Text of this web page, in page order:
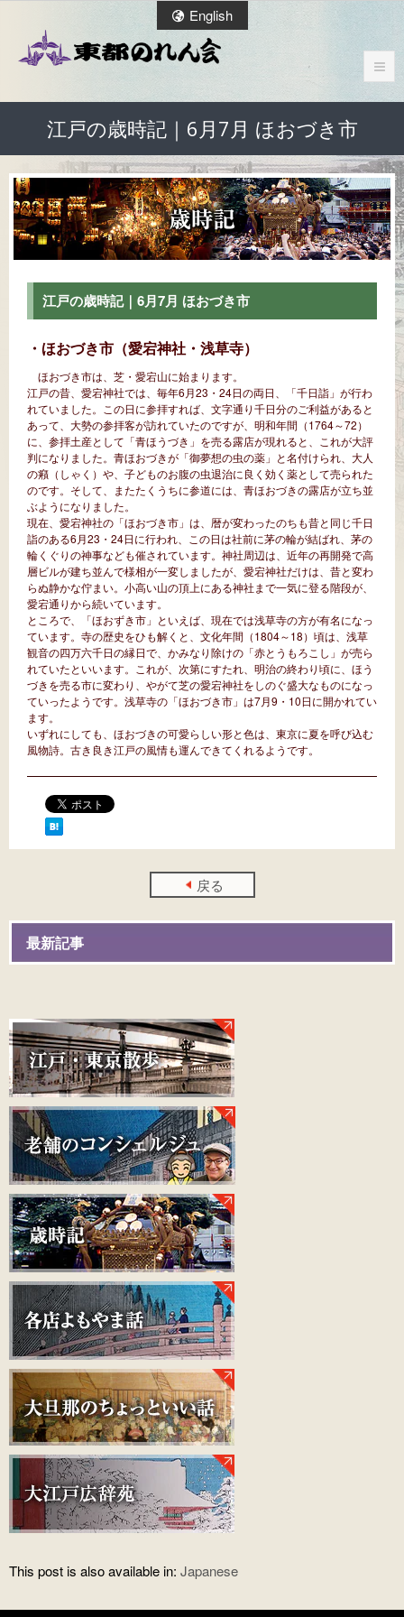
English
江戸の歳時記｜6月7月 ほおづき市
江戸の歳時記｜6月7月 ほおづき市
・ほおづき市（愛宕神社・浅草寺）
ほおづき市は、芝・愛宕山に始まります。
江戸の昔、愛宕神社では、毎年6月23・24日の両日、「千日詣」が行わ
れていました。この日に参拝すれば、文字通り千日分のご利益があると
あって、大勢の参拝客が訪れていたのですが、明和年間（1764～72）
に、参拝土産として「青ほうづき」を売る露店が現れると、これが大評
判になりました。青ほおづきが「御夢想の虫の薬」と名付けられ、大人
の癪（しゃく）や、子どものお腹の虫退治に良く効く薬として売られた
のです。そして、またたくうちに参道には、青ほおづきの露店が立ち並
ぶようになりました。
現在、愛宕神社の「ほおづき市」は、暦が変わったのちも昔と同じ千日
詣のある6月23・24日に行われ、この日は社前に茅の輪が結ばれ、茅の
輪くぐりの神事なども催されています。神社周辺は、近年の再開発で高
層ビルが建ち並んで様相が一変しましたが、愛宕神社だけは、昔と変わ
らぬ静かな佇まい。小高い山の頂上にある神社まで一気に登る階段が、
愛宕通りから続いています。
ところで、「ほおずき市」といえば、現在では浅草寺の方が有名になっ
ています。寺の歴史をひも解くと、文化年間（1804～18）頃は、浅草
観音の四万六千日の縁日で、かみなり除けの「赤とうもろこし」が売ら
れていたといいます。これが、次第にすたれ、明治の終わり頃に、ほう
づきを売る市に変わり、やがて芝の愛宕神社をしのぐ盛大なものになっ
ていったようです。浅草寺の「ほおづき市」は7月9・10日に開かれてい
ます。
いずれにしても、ほおづきの可愛らしい形と色は、東京に夏を呼び込む
風物詩。古き良き江戸の風情も運んできてくれるようです。
戻る
最新記事
This post is also available in: Japanese